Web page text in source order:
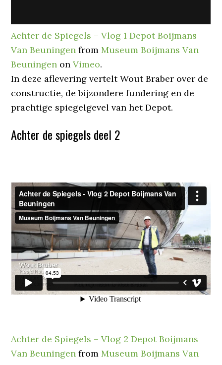
Achter de Spiegels – Vlog 1 Depot Boijmans
Van Beuningen fromMuseum Boijmans Van
Beuningen onVimeo.
In deze aflevering vertelt Wout Braber over de
constructie, de bijzondere fundering en de
prachtige spiegelgevel van het Depot.
Achter de spiegels deel 2
Achter de Spiegels – Vlog 2 Depot Boijmans
Van Beuningen fromMuseum Boijmans Van